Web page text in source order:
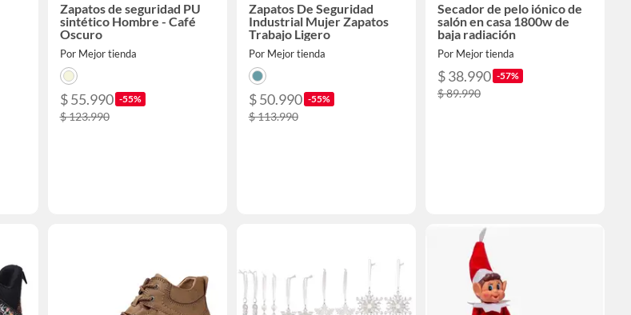
Zapatos de seguridad PU
sintético Hombre - Café
Oscuro
Por Mejor tienda
$ 55.990 -55%
$ 123.990
Zapatos De Seguridad
Industrial Mujer Zapatos
Trabajo Ligero
Por Mejor tienda
$ 50.990 -55%
$ 113.990
Secador de pelo iónico de
salón en casa 1800w de
baja radiación
Por Mejor tienda
$ 38.990 -57%
$ 89.990